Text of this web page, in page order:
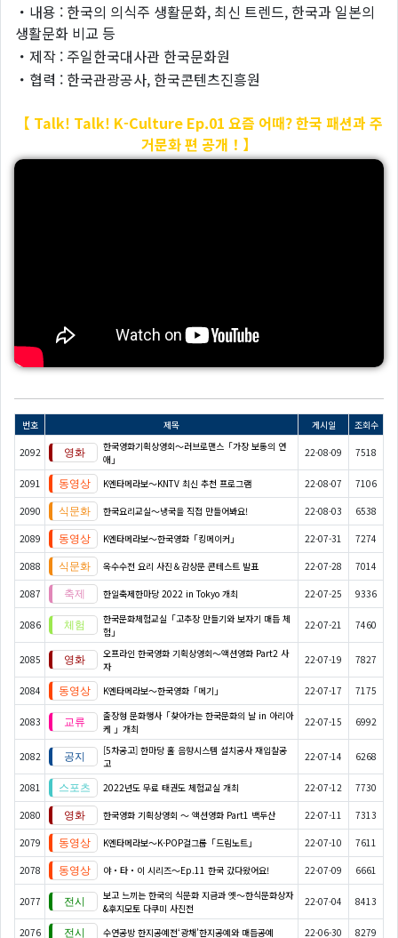
・내용 : 한국의 의식주 생활문화, 최신 트렌드, 한국과 일본의
생활문화 비교 등
・제작 : 주일한국대사관 한국문화원
・협력 : 한국관광공사, 한국콘텐츠진흥원
【 Talk! Talk! K-Culture Ep.01 요즘 어때? 한국 패션과 주
거문화 편 공개 ！】
번호 제목 게시일 조회수
2092
한국영화기획상영회～러브로맨스「가장 보통의 연
애」
22-08-09 7518
2091 K엔타메라보～KNTV 최신 추천 프로그램 22-08-07 7106
2090 한국요리교실〜냉국을 직접 만들어봐요! 22-08-03 6538
2089 K엔타메라보～한국영화「킹메이커」 22-07-31 7274
2088 옥수수전 요리 사진＆감상문 콘테스트 발표 22-07-28 7014
2087 한일축제한마당 2022 in Tokyo 개최 22-07-25 9336
2086
한국문화체험교실「고추장 만들기와 보자기 매듭 체
험」
22-07-21 7460
2085
오프라인 한국영화 기획상영회～액션영화 Part2 사
자
22-07-19 7827
2084 K엔타메라보～한국영화「메기」 22-07-17 7175
2083
출장형 문화행사「찾아가는 한국문화의 날 in 아리아
케 」개최
22-07-15 6992
2082
[5차공고] 한마당 홀 음향시스템 설치공사 재입찰공
고
22-07-14 6268
2081 2022년도 무료 태권도 체험교실 개최 22-07-12 7730
2080 한국영화 기획상영회 ～ 액션영화 Part1 백두산 22-07-11 7313
2079 K엔타메라보～K-POP걸그룹「드림노트」 22-07-10 7611
2078 야・타・이 시리즈〜Ep.11 한국 갔다왔어요! 22-07-09 6661
2077
보고 느끼는 한국의 식문화 지금과 옛～한식문화상자
&후지모토 다쿠미 사진전
22-07-04 8413
2076 수연공방 한지공예전‘광채’한지공예와 매듭공예 22-06-30 8279